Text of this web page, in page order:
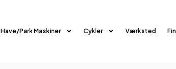
Have/Park Maskiner Cykler Værksted